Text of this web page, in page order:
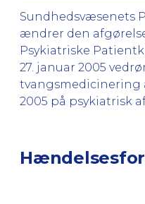
Sundhedsvæsenets
ændrer den
Psykiatriske
27. januar 2005
tvangsmedicinering
2005 på psykiatrisk